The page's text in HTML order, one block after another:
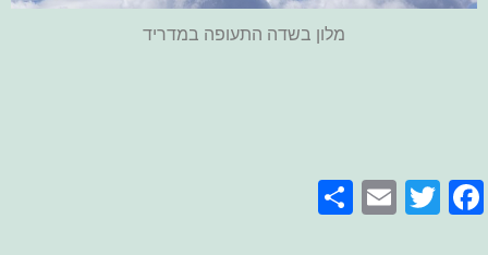
מלון בשדה התעופה במדריד
Facebook
Twitter
Email